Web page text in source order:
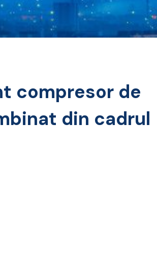
compresor de
din cadrul